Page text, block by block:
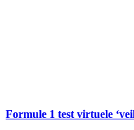
Formule 1 test virtuele